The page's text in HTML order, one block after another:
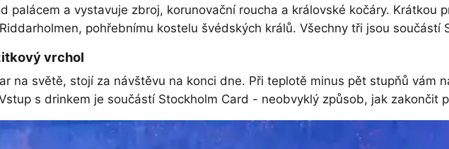
palácem a vystavuje zbroj, korunovační roucha a královské kočáry. Krátkou
pohřebnímu kostelu švédských králů. Všechny tři jsou součástí
vrchol
na světě, stojí za návštěvu na konci dne. Při teplotě minus pět stupňů vám
s drinkem je součástí Stockholm Card - neobvyklý způsob, jak zakončit